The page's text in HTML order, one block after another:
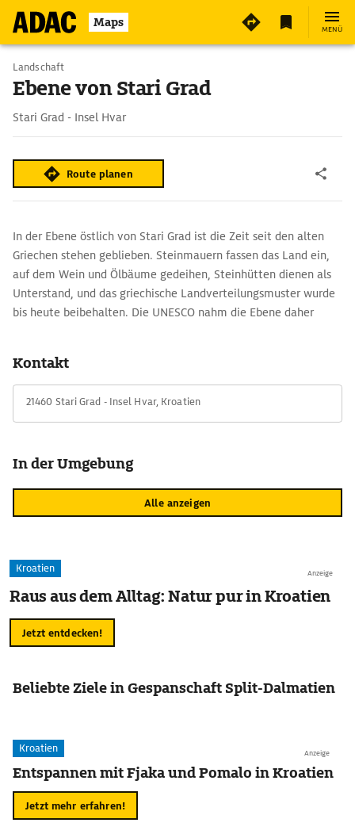
Maps MENÜ
Landschaft
Ebene von Stari Grad
Stari Grad - Insel Hvar
Route planen
In der Ebene östlich von Stari Grad ist die Zeit seit den alten
Griechen stehen geblieben. Steinmauern fassen das Land ein,
auf dem Wein und Ölbäume gedeihen, Steinhütten dienen als
Unterstand, und das griechische Landverteilungsmuster wurde
bis heute beibehalten. Die UNESCO nahm die Ebene daher
Lavendelöl lässt sich der Duft des Sommers dauerhaft mit nach
Hause nehmen.
Kontakt
21460 Stari Grad - Insel Hvar, Kroatien
In der Umgebung
Alle anzeigen
Anzeige
Kroatien
Raus aus dem Alltag: Natur pur in Kroatien
Jetzt entdecken!
Beliebte Ziele in Gespanschaft Split-Dalmatien
Anzeige
Kroatien
Entspannen mit Fjaka und Pomalo in Kroatien
Jetzt mehr erfahren!